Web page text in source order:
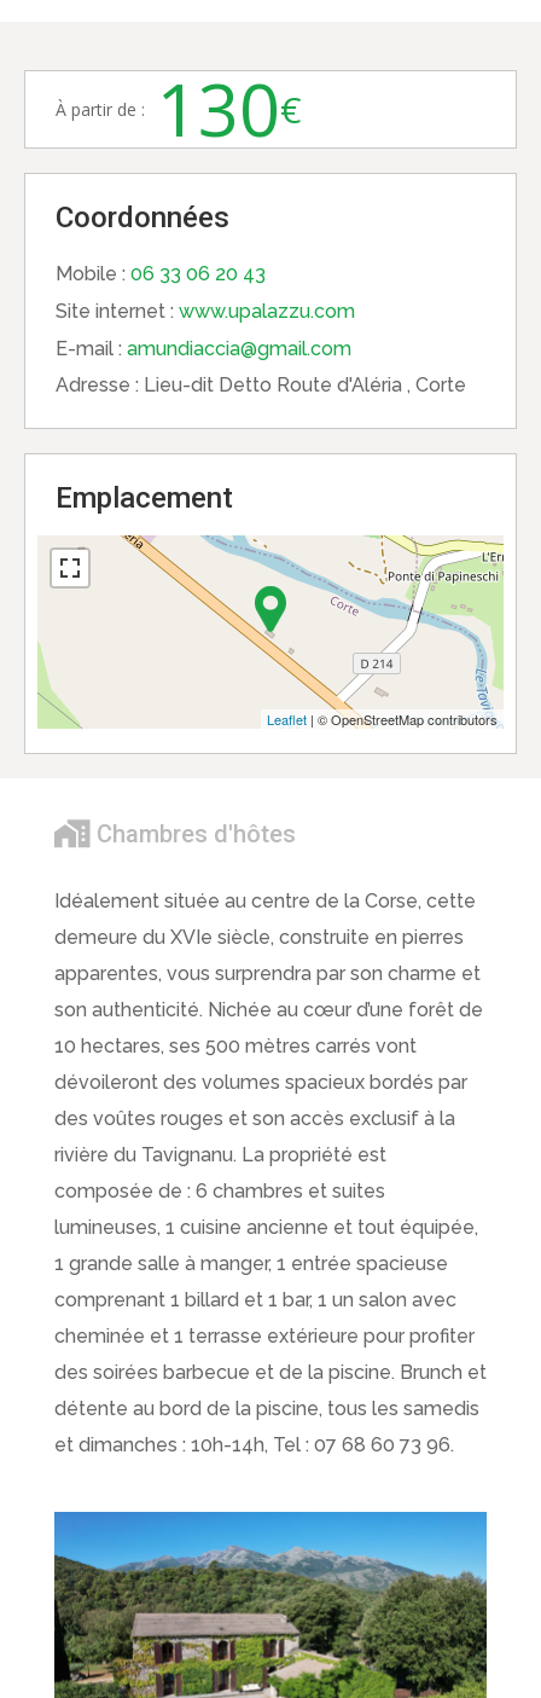
À partir de : 130€
Coordonnées
Mobile : 06 33 06 20 43
Site internet : www.upalazzu.com
E-mail : amundiaccia@gmail.com
Adresse : Lieu-dit Detto Route d'Aléria , Corte
Emplacement
Leaflet | © OpenStreetMap contributors
Chambres d'hôtes
Idéalement située au centre de la Corse, cette
demeure du XVIe siècle, construite en pierres
apparentes, vous surprendra par son charme et
son authenticité. Nichée au cœur d’une forêt de
10 hectares, ses 500 mètres carrés vont
dévoileront des volumes spacieux bordés par
des voûtes rouges et son accès exclusif à la
rivière du Tavignanu. La propriété est
composée de : 6 chambres et suites
lumineuses, 1 cuisine ancienne et tout équipée,
1 grande salle à manger, 1 entrée spacieuse
comprenant 1 billard et 1 bar, 1 un salon avec
cheminée et 1 terrasse extérieure pour profiter
des soirées barbecue et de la piscine. Brunch et
détente au bord de la piscine, tous les samedis
et dimanches : 10h-14h, Tel : 07 68 60 73 96.